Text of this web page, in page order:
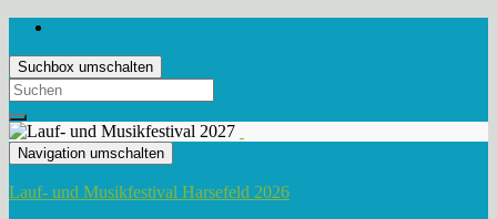
Suchbox umschalten
Search
for:
Navigation umschalten
Lauf- und Musikfestival Harsefeld 2026